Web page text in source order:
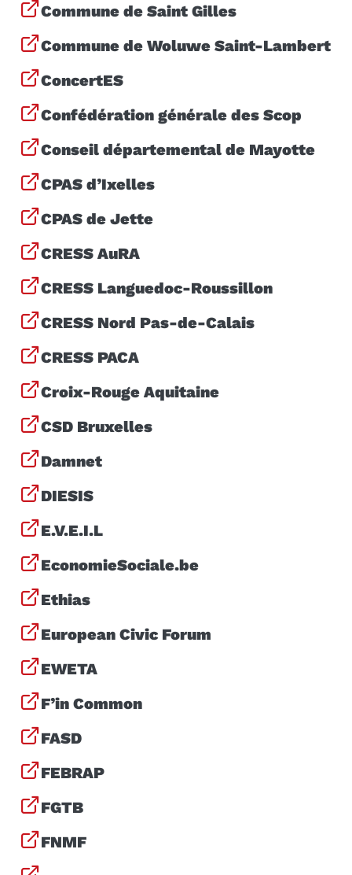
Commune de Saint Gilles
Commune de Woluwe Saint-Lambert
ConcertES
Confédération générale des Scop
Conseil départemental de Mayotte
CPAS d’Ixelles
CPAS de Jette
CRESS AuRA
CRESS Languedoc-Roussillon
CRESS Nord Pas-de-Calais
CRESS PACA
Croix-Rouge Aquitaine
CSD Bruxelles
Damnet
DIESIS
E.V.E.I.L
EconomieSociale.be
Ethias
European Civic Forum
EWETA
F’in Common
FASD
FEBRAP
FGTB
FNMF